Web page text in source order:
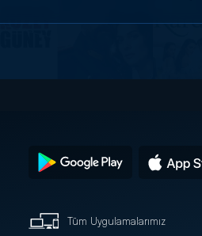
Tüm Uygulamalarımız